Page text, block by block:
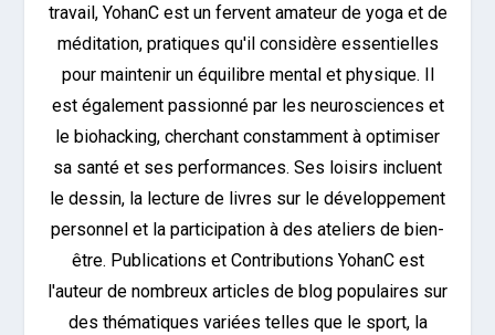
travail, YohanC est un fervent amateur de yoga et de
méditation, pratiques qu'il considère essentielles
pour maintenir un équilibre mental et physique. Il
est également passionné par les neurosciences et
le biohacking, cherchant constamment à optimiser
sa santé et ses performances. Ses loisirs incluent
le dessin, la lecture de livres sur le développement
personnel et la participation à des ateliers de bien-
être. Publications et Contributions YohanC est
l'auteur de nombreux articles de blog populaires sur
des thématiques variées telles que le sport, la